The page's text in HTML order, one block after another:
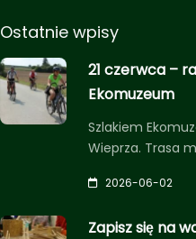
Ostatnie wpisy
21 czerwca –
Ekomuzeum
Szlakiem
Wieprza. Trasa
2026-06-02
Zapisz się na